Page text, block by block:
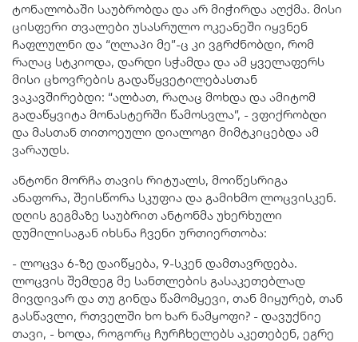
ტონალობაში საუბრობდა და არ მიჭირდა აღქმა. მისი
ცისფერი თვალები უსასრულო ოკეანეში იყვნენ
ჩაფლულნი და “ღლაპი მე”-ც კი ვგრძნობდი, რომ
რაღაც სტკიოდა, დარდი სჭამდა და ამ ყველაფერს
მისი ცხოვრების გადაწყვეტილებასთან
ვაკავშირებდი: “ალბათ, რაღაც მოხდა და ამიტომ
გადაწყვიტა მონასტერში წამოსვლა”, - ვფიქრობდი
და მასთან თითოეული დიალოგი მიმტკიცებდა ამ
ვარაუდს.
ანტონი მორჩა თავის რიტუალს, მოიწესრიგა
ანაფორა, შეისწორა სკუფია და გამიხმო ლოცვისკენ.
დღის გეგმაზე საუბრით ანტონმა უხერხული
დუმილისაგან იხსნა ჩვენი ურთიერთობა:
- ლოცვა 6-ზე დაიწყება, 9-სკენ დამთავრდება.
ლოცვის შემდეგ მე სანთლების გასაკეთებლად
მივდივარ და თუ გინდა წამომყევი, თან მიყურებ, თან
გასწავლი, რთველში ხო ხარ ნამყოფი? - დავუქნიე
თავი, - ხოდა, როგორც ჩურჩხელებს აკეთებენ, ეგრე